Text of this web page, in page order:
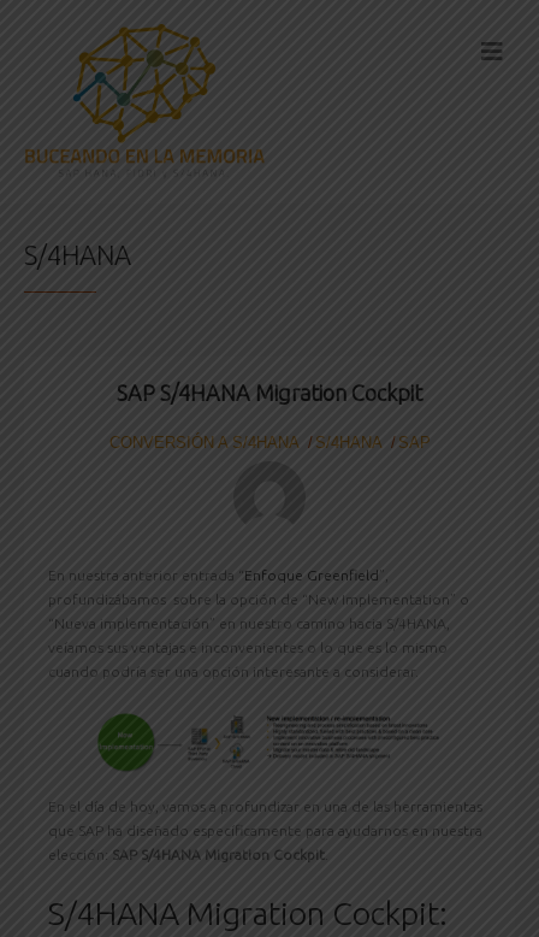
S/4HANA
SAP S/4HANA Migration Cockpit
CONVERSIÓN A S/4HANA S/4HANA SAP
En nuestra anterior entrada “Enfoque Greenfield ”,
profundizábamos sobre la opción de “New Implementation” o
“Nueva implementación” en nuestro camino hacia S/4HANA,
veíamos sus ventajas e inconvenientes o lo que es lo mismo
cuando podría ser una opción interesante a considerar.
En el día de hoy, vamos a profundizar en una de las herramientas
que SAP ha diseñado específicamente para ayudarnos en nuestra
elección: SAP S/4HANA Migration Cockpit
S/4HANA Migration Cockpit: